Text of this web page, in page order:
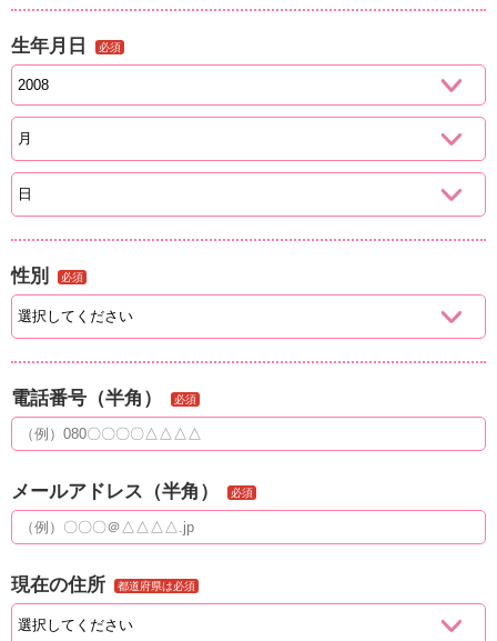
生年月日 必須
性別 必須
電話番号（半角） 必須
メールアドレス（半角） 必須
現在の住所 都道府県は必須